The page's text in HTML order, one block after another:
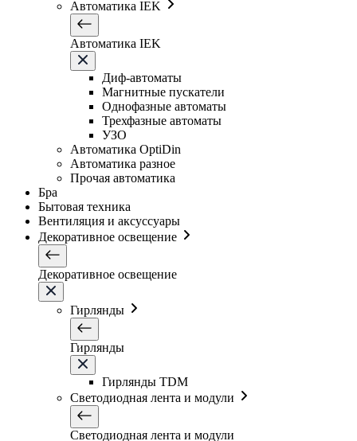
Автоматика IEK
Автоматика IEK
Диф-автоматы
Магнитные пускатели
Однофазные автоматы
Трехфазные автоматы
УЗО
Автоматика OptiDin
Автоматика разное
Прочая автоматика
Бра
Бытовая техника
Вентиляция и аксуссуары
Декоративное освещение
Декоративное освещение
Гирлянды
Гирлянды
Гирлянды TDM
Светодиодная лента и модули
Светодиодная лента и модули